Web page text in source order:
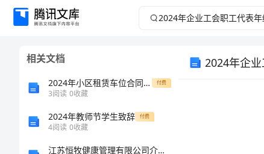
2024
相关文档
2024年小区租赁车位合同范本 付费
3阅读 0收藏
2024年教师节学生致辞 付费
4阅读 0收藏
江苏恒牧健康管理有限公司介绍企业发展分析报告
2024年企